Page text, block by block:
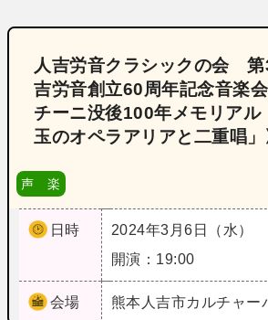
人吉労音クラシックの会 第
吉労音創立60周年記念音楽
チーニ没後100年メモリアル
玉のオペラアリアと二重唱」
声 楽
日時
2024年3月6日（水）
開演：19:00
会場 熊本 人吉市カルチャー